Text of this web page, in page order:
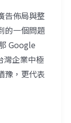
告佈局與整
的一個問題
Google
灣企業中極
豫，更代表